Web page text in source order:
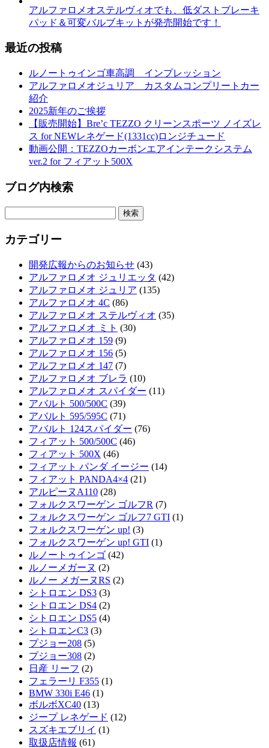
アルファロメオステルヴィオでも、低ダストブレーキ
パッド＆可変バルブキットが発売開始です！
最近の投稿
ルノートゥインゴ車高調 インプレッション
アルファロメオジュリア カスタムコンプリートカー
紹介
2025新年のご挨拶
【販売開始】Bre’c TEZZO クリーンスポーツ ノイズレ
ス for NEWレネゲード(1331cc)ロンジチュード
動画公開：TEZZOカーボンエアインテークシステム
ver.2 for フィアット500X
ブログ内検索
カテゴリー
開発広報からのお知らせ (43)
アルファロメオ ジュリエッタ (42)
アルファロメオ ジュリア (135)
アルファロメオ 4C (86)
アルファロメオ ステルヴィオ (35)
アルファロメオ ミト (30)
アルファロメオ 159 (9)
アルファロメオ 156 (5)
アルファロメオ 147 (7)
アルファロメオ ブレラ (10)
アルファロメオ スパイダー (11)
アバルト 500/500C (39)
アバルト 595/595C (71)
アバルト 124スパイダー (76)
フィアット 500/500C (46)
フィアット 500X (46)
フィアット パンダ イージー (14)
フィアット PANDA4×4 (21)
アルピーヌA110 (28)
フォルクスワーゲン ゴルフR (7)
フォルクスワーゲン ゴルフ7 GTI (1)
フォルクスワーゲン up! (3)
フォルクスワーゲン up! GTI (1)
ルノートゥインゴ (42)
ルノーメガーヌ (2)
ルノー メガーヌRS (2)
シトロエン DS3 (3)
シトロエン DS4 (2)
シトロエン DS5 (4)
シトロエンC3 (3)
プジョー208 (5)
プジョー308 (2)
日産 リーフ (2)
フェラーリ F355 (1)
BMW 330i E46 (1)
ボルボXC40 (13)
ジープ レネゲード (12)
スズキエブリイ (1)
取扱店情報 (61)